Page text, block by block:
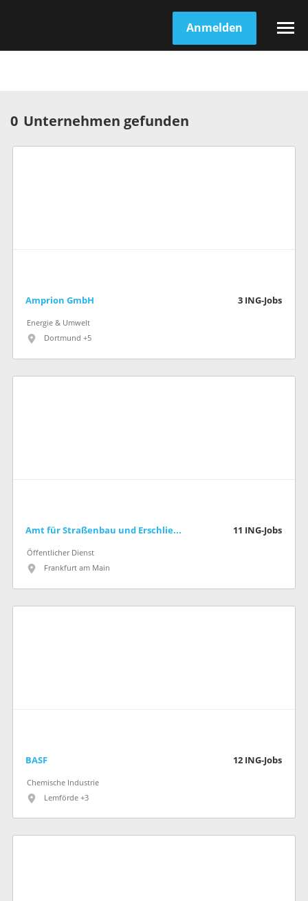
Anmelden
0 Unternehmen gefunden
Amprion GmbH 3 ING-Jobs
Energie & Umwelt
Dortmund +5
Amt für Straßenbau und Erschließung (Stadt Frankfurt am Main) 11 ING-Jobs
Öffentlicher Dienst
Frankfurt am Main
BASF 12 ING-Jobs
Chemische Industrie
Lemförde +3